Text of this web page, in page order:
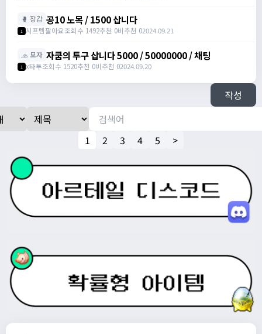
🥊 장갑 공10 노목 / 1500 삽니다
1 시프템팔아요조회수 1492추천 0비추천 02024.09.21
🧢 모자 자쿰의 투구 삽니다 5000 / 50000000 / 채팅
1 x타투조회수 1520추천 0비추천 02024.09.20
작성
1 2 3 4 5 >